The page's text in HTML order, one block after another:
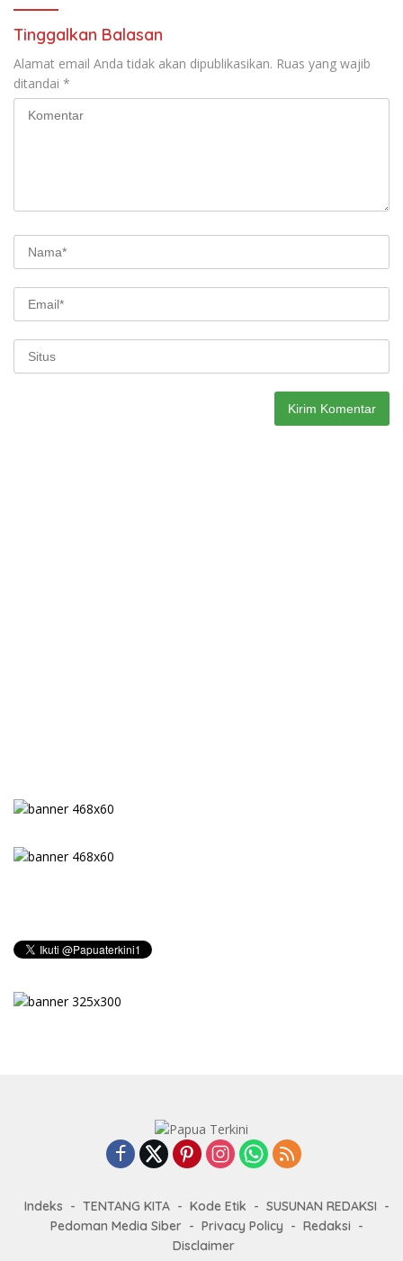
Tinggalkan Balasan
Alamat email Anda tidak akan dipublikasikan. Ruas yang wajib
ditandai *
Indeks TENTANG KITA Kode Etik
SUSUNAN REDAKSI
Pedoman Media Siber
Privacy Policy
Redaksi
Disclaimer